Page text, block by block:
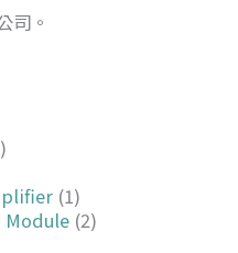
司。
(1)
Module (2)